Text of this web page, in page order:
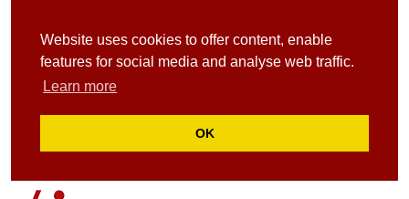
Website uses cookies to offer content, enable
features for social media and analyse web traffic.
Learn more
OK